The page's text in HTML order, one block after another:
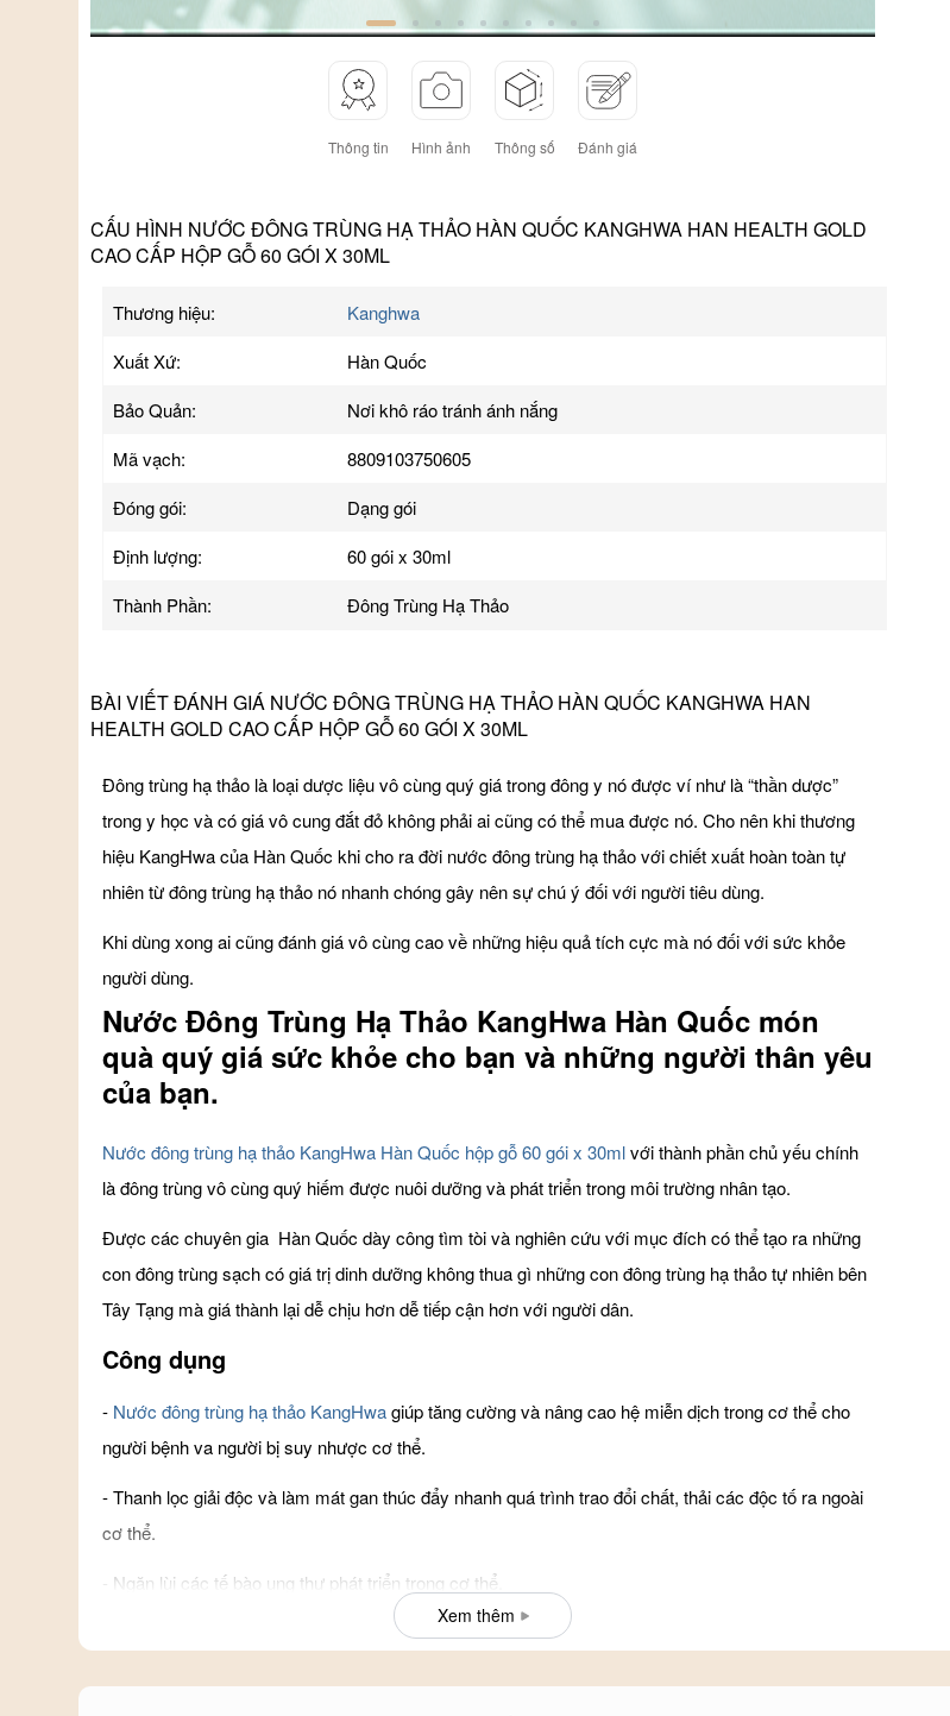
Thông tin Hình ảnh Thông số Đánh giá
CẤU HÌNH NƯỚC ĐÔNG TRÙNG HẠ THẢO HÀN QUỐC KANGHWA HAN HEALTH GOLD
CAO CẤP HỘP GỖ 60 GÓI X 30ML
Thương hiệu:
Kanghwa
Xuất Xứ:
Hàn Quốc
Bảo Quản:
Nơi khô ráo tránh ánh nắng
Mã vạch:
8809103750605
Đóng gói:
Dạng gói
Định lượng:
60 gói x 30ml
Thành Phần:
Đông Trùng Hạ Thảo
BÀI VIẾT ĐÁNH GIÁ NƯỚC ĐÔNG TRÙNG HẠ THẢO HÀN QUỐC KANGHWA HAN
HEALTH GOLD CAO CẤP HỘP GỖ 60 GÓI X 30ML
Đông trùng hạ thảo là loại dược liệu vô cùng quý giá trong đông y nó được ví như là “thần dược”
trong y học và có giá vô cung đắt đỏ không phải ai cũng có thể mua được nó. Cho nên khi thương
hiệu KangHwa của Hàn Quốc khi cho ra đời nước đông trùng hạ thảo với chiết xuất hoàn toàn tự
nhiên từ đông trùng hạ thảo nó nhanh chóng gây nên sự chú ý đối với người tiêu dùng.
Khi dùng xong ai cũng đánh giá vô cùng cao về những hiệu quả tích cực mà nó đối với sức khỏe
người dùng.
Nước Đông Trùng Hạ Thảo KangHwa Hàn Quốc món
quà quý giá sức khỏe cho bạn và những người thân yêu
của bạn.
Nước đông trùng hạ thảo KangHwa Hàn Quốc hộp gỗ 60 gói x 30mlvới thành phần chủ yếu chính
là đông trùng vô cùng quý hiếm được nuôi dưỡng và phát triển trong môi trường nhân tạo.
Được các chuyên gia Hàn Quốc dày công tìm tòi và nghiên cứu với mục đích có thể tạo ra những
con đông trùng sạch có giá trị dinh dưỡng không thua gì những con đông trùng hạ thảo tự nhiên bên
Tây Tạng mà giá thành lại dễ chịu hơn dễ tiếp cận hơn với người dân.
Công dụng
- Nước đông trùng hạ thảo KangHwagiúp tăng cường và nâng cao hệ miễn dịch trong cơ thể cho
người bệnh va người bị suy nhược cơ thể.
- Thanh lọc giải độc và làm mát gan thúc đẩy nhanh quá trình trao đổi chất, thải các độc tố ra ngoài
cơ thể.
- Ngăn lùi các tế bào ung thư phát triển trong cơ thể.
- Giúp cho quá trình lưu thông khí huyết diễn ra trôi chảy, tránh cho các cục máu đông gây ra cách
Xem thêm